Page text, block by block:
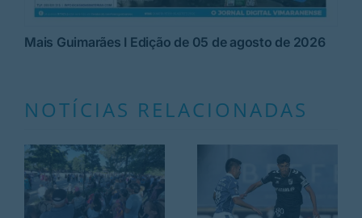
Mais Guimarães I Edição de 05 de agosto de 2026
NOTÍCIAS RELACIONADAS